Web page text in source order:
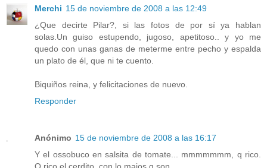
Merchi 15 de noviembre de 2008 a las 12:49
¿Que decirte Pilar?, si las fotos de por sí ya hablan
solas.Un guiso estupendo, jugoso, apetitoso.. y yo me
quedo con unas ganas de meterme entre pecho y espalda
un plato de él, que ni te cuento.
Biquiños reina, y felicitaciones de nuevo.
Responder
Anónimo 15 de noviembre de 2008 a las 16:17
Y el ossobuco en salsita de tomate... mmmmmmm, q rico.
Q rico el cerdito, con lo majos q son....